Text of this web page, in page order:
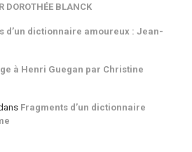
DOROTHÉE BLANCK
d’un dictionnaire amoureux : Jean-
à Henri Guegan par Christine
Fragments d’un dictionnaire